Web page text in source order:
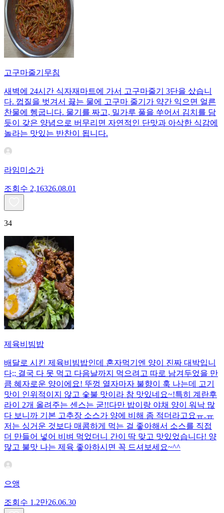
고구마줄기무침
새벽에 24시간 식자재마트에 가서 고구마줄기 3단을 샀습니
다. 껍질을 벗겨서 끓는 물에 고구마 줄기가 약간 익으면 얼른
찬물에 헹굽니다. 물기를 짜고, 밀가루 풀을 쑤어서 김치를 담
듯이 갖은 양념으로 버무리면 자연적인 단맛과 아삭한 식감에
놀라는 맛있는 반찬이 됩니다.
라임미소가
조회수 2,16326.08.01
34
제육비빔밥
배달로 시킨 제육비빔밥인데 혼자먹기엔 양이 진짜 대박입니
다;; 결국 다 못 먹고 다음날까지 먹으려고 따로 남겨두었을 만
큼 혜자로운 양이에요! 뚜껑 열자마자 불향이 훅 나는데 고기
맛이 인위적이지 않고 숯불 맛이라 참 맛있네요~!특히 계란후
라이 2개 올려주는 센스는 굳!! ​다만 밥이랑 야채 양이 워낙 많
다 보니까 기본 고추장 소스가 양에 비해 좀 적더라고요ㅠ.ㅠ
저는 싱거운 것보다 매콤하게 먹는 걸 좋아해서 소스를 직접
더 만들어 넣어 비벼 먹었더니 간이 딱 맞고 맛있었습니다! 양
많고 불맛 나는 제육 좋아하시면 꼭 드셔보세요~^^
으앵
조회수 1.2만26.06.30